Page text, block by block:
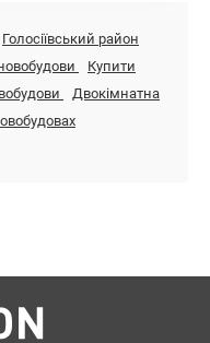
Голосіївський район
Купити
Двокімнатна